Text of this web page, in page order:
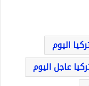
اليوم
عاجل اليوم